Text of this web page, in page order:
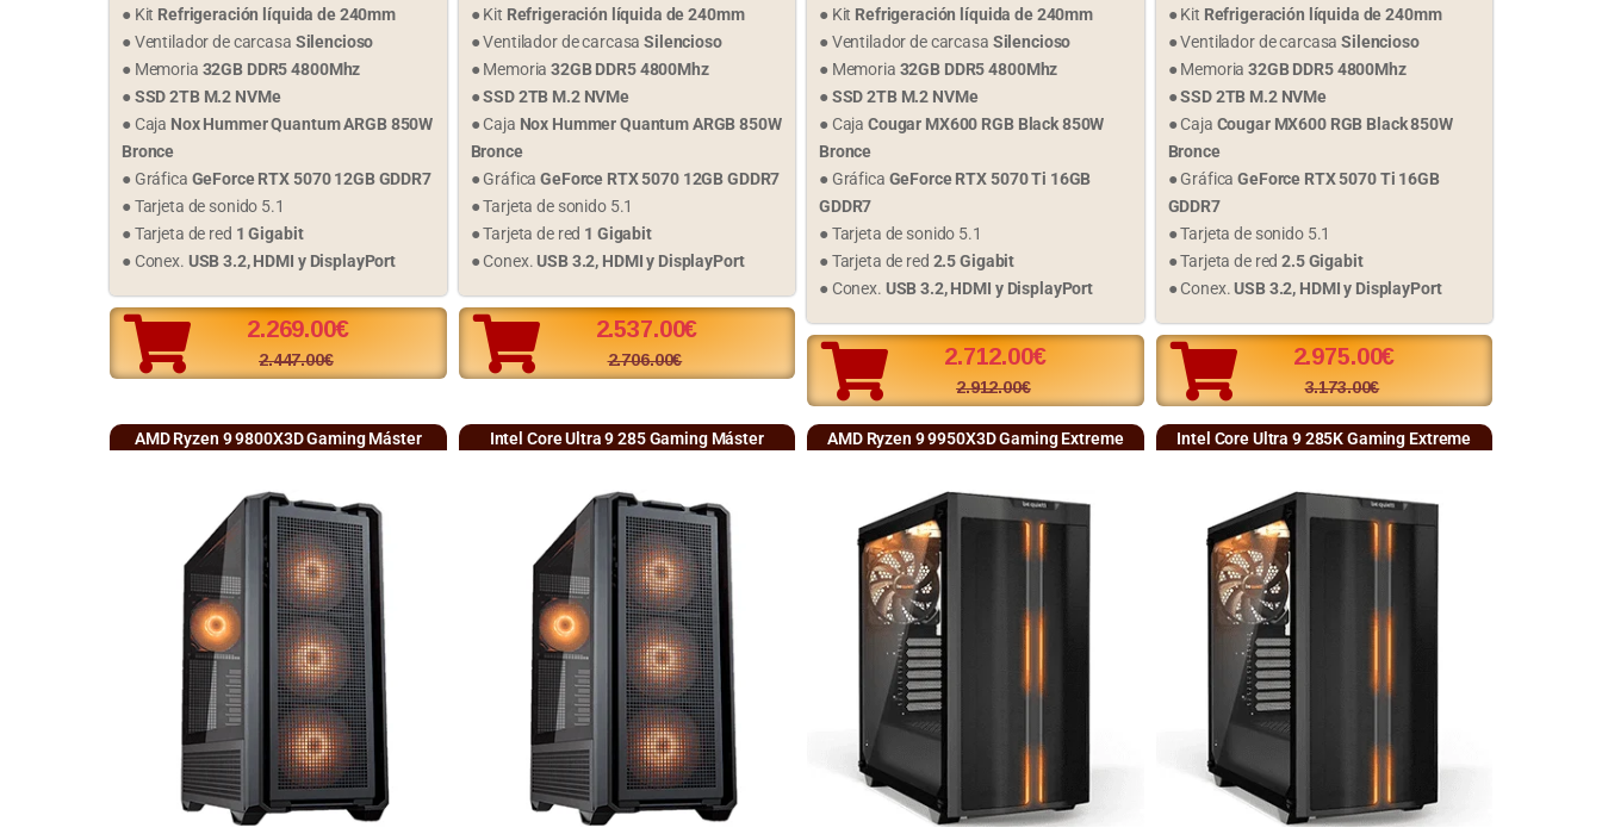
● Kit Refrigeración líquida de 240mm
● Ventilador de carcasa Silencioso
● Memoria 32GB DDR5 4800Mhz
● SSD 2TB M.2 NVMe
● Caja Nox Hummer Quantum ARGB 850W
Bronce
● Gráfica GeForce RTX 5070 12GB GDDR7
● Tarjeta de sonido 5.1
● Tarjeta de red 1 Gigabit
● Conex. USB 3.2, HDMI y DisplayPort
2.269.00€
2.447.00€
● Kit Refrigeración líquida de 240mm
● Ventilador de carcasaSilencioso
● Memoria32GB DDR5 4800Mhz
●SSD 2TB M.2 NVMe
● Caja Nox Hummer Quantum ARGB 850W
Bronce
● GráficaGeForce RTX 5070 12GB GDDR7
● Tarjeta de sonido 5.1
● Tarjeta de red 1 Gigabit
● Conex.USB 3.2, HDMI y DisplayPort
2.537.00€
2.706.00€
● Kit Refrigeración líquida de 240mm
● Ventilador de carcasa Silencioso
● Memoria 32GB DDR5 4800Mhz
● SSD 2TB M.2 NVMe
● CajaCougar MX600 RGB Black 850W
Bronce
● Gráfica GeForce RTX 5070 Ti 16GB
GDDR7
● Tarjeta de sonido 5.1
● Tarjeta de red 2.5 Gigabit
● Conex. USB 3.2, HDMI y DisplayPort
2.712.00€
2.912.00€
● Kit Refrigeración líquida de 240mm
● Ventilador de carcasaSilencioso
● Memoria32GB DDR5 4800Mhz
●SSD 2TB M.2 NVMe
● Caja Cougar MX600 RGB Black 850W
Bronce
● GráficaGeForce RTX 5070 Ti 16GB
GDDR7
● Tarjeta de sonido 5.1
● Tarjeta de red2.5 Gigabit
● Conex.USB 3.2, HDMI y DisplayPort
2.975.00€
3.173.00€
AMD Ryzen 9 9800X3D Gaming Máster Intel Core Ultra 9 285 Gaming Máster AMD Ryzen 9 9950X3D Gaming Extreme Intel Core Ultra 9 285K Gaming Extreme